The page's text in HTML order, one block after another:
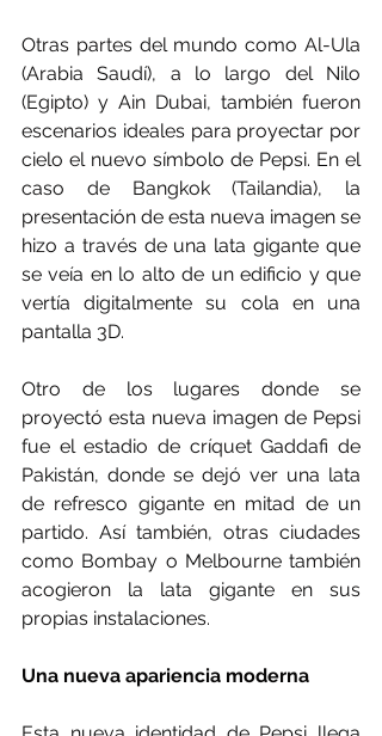
Otras partes del mundo como Al-Ula
(Arabia Saudí), a lo largo del Nilo
(Egipto) y Ain Dubai, también fueron
escenarios ideales para proyectar por
cielo el nuevo símbolo de Pepsi. En el
caso de Bangkok (Tailandia), la
presentación de esta nueva imagen se
hizo a través de una lata gigante que
se veía en lo alto de un edificio y que
vertía digitalmente su cola en una
pantalla 3D.
Otro de los lugares donde se
proyectó esta nueva imagen de Pepsi
fue el estadio de críquet Gaddafi de
Pakistán, donde se dejó ver una lata
de refresco gigante en mitad de un
partido. Así también, otras ciudades
como Bombay o Melbourne también
acogieron la lata gigante en sus
propias instalaciones.
Una nueva apariencia moderna